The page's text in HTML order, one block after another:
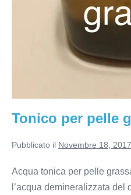
Tonico per pelle
Pubblicato il Novembre 18, 2017
Acqua tonica per pelle
l’acqua demineralizzata